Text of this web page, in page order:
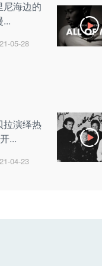
尼海边的
05-28
拉演绎热
...
04-23